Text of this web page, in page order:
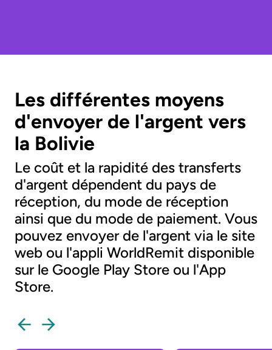
Les différentes moyens
d'envoyer de l'argent vers
la Bolivie
Le coût et la rapidité des transferts
d'argent dépendent du pays de
réception, du mode de réception
ainsi que du mode de paiement. Vous
pouvez envoyer de l'argent via le site
web ou l'appli WorldRemit disponible
sur le Google Play Store ou l'App
Store.